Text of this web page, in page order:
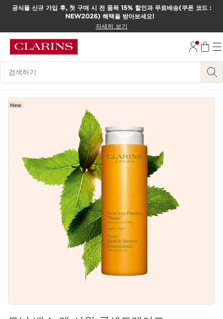
컨텐츠로 이동하기
공식몰 신규 가입 후, 첫 구매 시 전 품목 15% 할인과 무료배송(쿠폰 코드 :
NEW2026) 혜택을 받아보세요!
자세히 보기
범례 검색하기
New